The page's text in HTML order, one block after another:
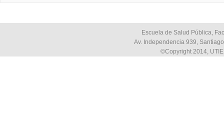
Escuela de Salud Pública,
Av. Independencia 939,
©Copyright 2014,